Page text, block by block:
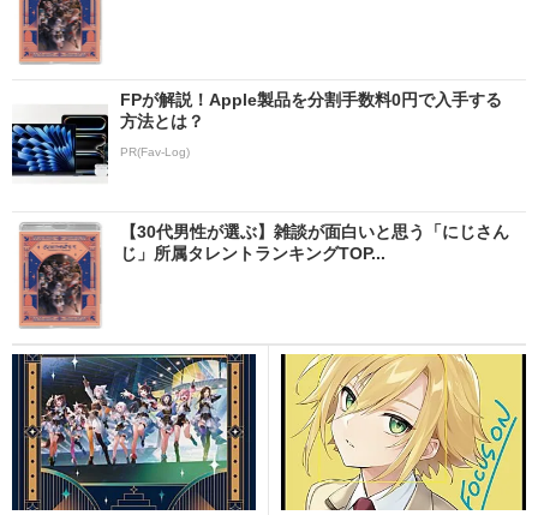
FPが解説！Apple製品を分割手数料0円で入手する
方法とは？
PR(Fav-Log)
【30代男性が選ぶ】雑談が面白いと思う「にじさん
じ」所属タレントランキングTOP...